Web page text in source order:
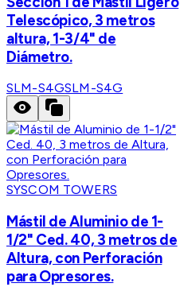
Telescópico, 3 metros
altura, 1-3/4" de
Diámetro.
SLM-S4GSLM-S4G
SYSCOM TOWERS
Mástil de Aluminio de 1-
1/2" Ced. 40, 3 metros de
Altura, con Perforación
para Opresores.